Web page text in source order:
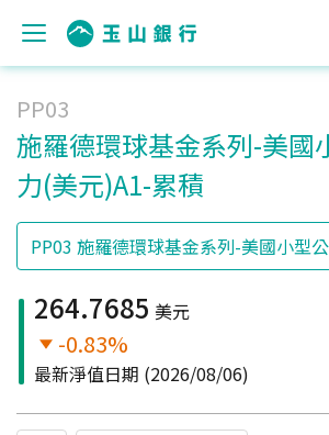
PP03
施羅德環球基金系列-美國
力(美元)A1-累積
264.7685 美元
-0.83%
最新淨值日期 (2026/08/06)